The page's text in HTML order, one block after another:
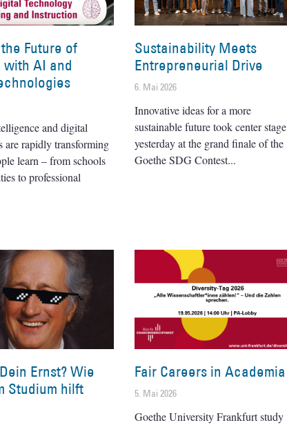
Future of
with AI and
and digital
are rapidly transforming
learn – from schools
to professional
Sustainability Meets
Entrepreneurial Drive
6. Mai 2026
Innovative ideas for a more
sustainable future took center stage
yesterday at the grand finale of the
Goethe SDG Contest
Ernst? Wie
Studium hilft
Fair Careers in Academia
5. Mai 2026
Goethe University Frankfurt study